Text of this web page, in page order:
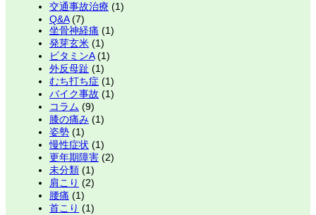
交通事故治療 (1)
Q&A(7)
坐骨神経痛 (1)
発芽玄米 (1)
ビタミンA(1)
外反母趾 (1)
むち打ち症 (1)
バイク事故 (1)
コラム (9)
膝の痛み (1)
姿勢 (1)
慢性症状 (1)
更年期障害 (2)
未分類 (1)
肩こり (2)
腰痛 (1)
首こり (1)